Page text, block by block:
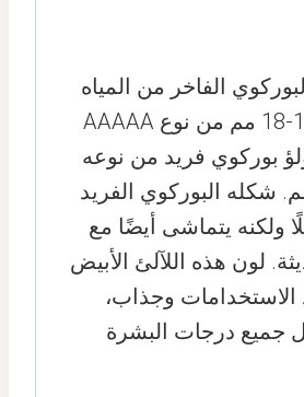
الفاخر من المياه
العذبة بحجم 13-18 مم من نوع AAAAA
بوركوي فريد من نوعه
13*18 مم. شكله البوركوي الفريد
ولكنه يتماشى أيضًا مع
لون هذه اللآلئ الأبيض
الاستخدامات وجذاب،
جميع درجات البشرة